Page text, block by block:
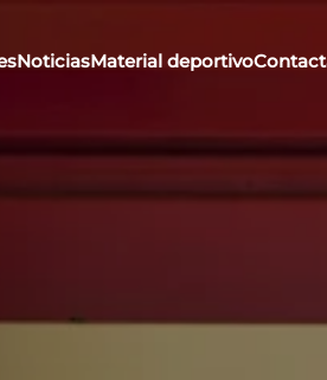
NoticiasMaterial deportivo